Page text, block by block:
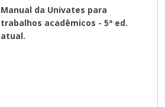
Manual da Univates para
trabalhos acadêmicos - 5ª ed.
atual.